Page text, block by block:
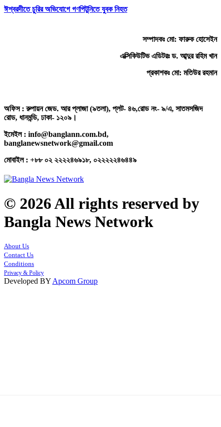
ঈশ্বরদীতে চুরির অভিযোগে গণপিটুনিতে যুবক নিহত
সম্পাদকঃ মো: ফারুক হোসেইন
এক্সিকিউটিভ এডিটরঃ ড. আব্দুর রহিম খান
প্রকাশকঃ মো: মতিউর রহমান
অফিস : রুপায়ন জেড. আর প্লাজা (৯তলা), প্লট- ৪৬,রোড নং- ৯/এ, সাতমসজিদ
রোড, ধানমন্ডি, ঢাকা- ১২০৯।
ইমেইল : info@banglann.com.bd,
banglanewsnetwork@gmail.com
মোবাইল : +৮৮ ০২ ২২২২৪৬৯১৮, ০২২২২২৪৬৪৪৯
© 2026 All rights reserved by
Bangla News Network
About Us
Contact Us
Conditions
Privacy & Policy
Developed BY Apcom Group